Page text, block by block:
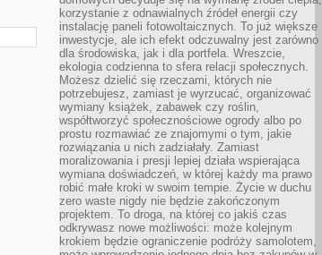
korzystanie z odnawialnych źródeł energii czy
instalację paneli fotowoltaicznych. To już większe
inwestycje, ale ich efekt odczuwalny jest zarówno
dla środowiska, jak i dla portfela. Wreszcie,
ekologia codzienna to sfera relacji społecznych.
Możesz dzielić się rzeczami, których nie
potrzebujesz, zamiast je wyrzucać, organizować
wymiany książek, zabawek czy roślin,
współtworzyć społecznościowe ogrody albo po
prostu rozmawiać ze znajomymi o tym, jakie
rozwiązania u nich zadziałały. Zamiast
moralizowania i presji lepiej działa wspierająca
wymiana doświadczeń, w której każdy ma prawo
robić małe kroki w swoim tempie. Życie w duchu
zero waste nigdy nie będzie zakończonym
projektem. To droga, na której co jakiś czas
odkrywasz nowe możliwości: może kolejnym
krokiem będzie ograniczenie podróży samolotem,